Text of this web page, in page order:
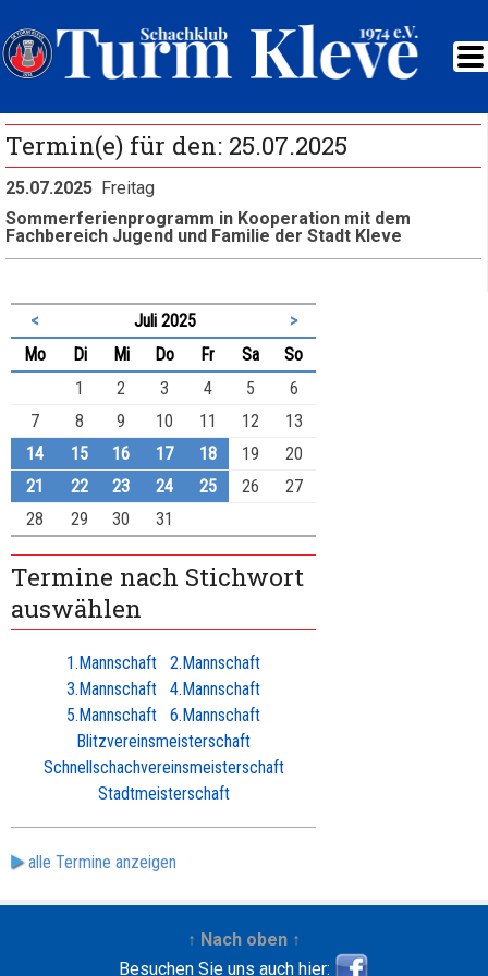
Termin(e) für den: 25.07.2025
25.07.2025 Freitag
Sommerferienprogramm in Kooperation mit dem
Fachbereich Jugend und Familie der Stadt Kleve
< Juli 2025
>
Montag Dienstag
Mittwoch
Donnerstag
FreitagSamstag
Sonntag
1
2 3 4 5
6
7
8 9 10 11 12
13
14
15 16 17 18 19
20
21
22 23 24 25 26
27
28
29 30 31
Termine nach Stichwort
auswählen
1.Mannschaft
2.Mannschaft
3.Mannschaft
4.Mannschaft
5.Mannschaft
6.Mannschaft
Blitzvereinsmeisterschaft
Schnellschachvereinsmeisterschaft
Stadtmeisterschaft
alle Termine anzeigen
↑ Nach oben ↑
Besuchen Sie uns auch hier: